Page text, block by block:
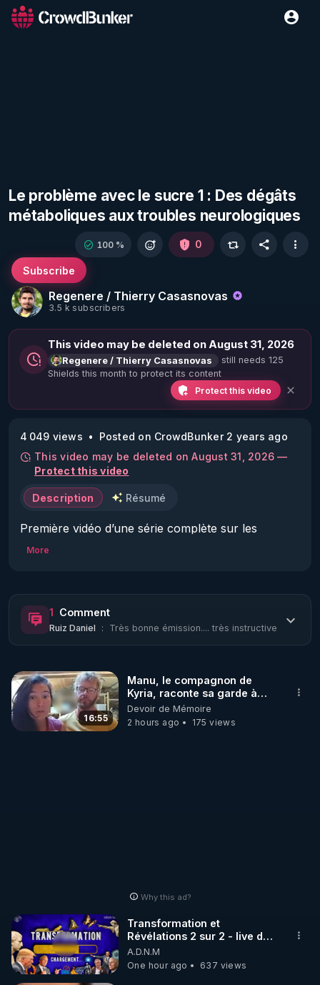
Le problème avec le sucre 1 : Des dégâts
métaboliques aux troubles neurologiques
Regenere / Thierry Casasnovas
3.5 k subscribers
Subscribe
100 % 0
This video may be deleted on August 31, 2026
Regenere / Thierry Casasnovas
still needs 125
Shields this month to protect its content
Protect this video
4 049 views
Posted on CrowdBunker 2 years ago
This video may be deleted on August 31, 2026 —
Protect this video
Description Résumé
Première vidéo d’une série complète sur les
dangers du sucre, de quel sucre parle t on
Vaste projet pour vous permettre de faire un vrai
bond qualitatif dans votre santé et celle de vos
proches. Premier épisode sur les dangers du sucre
More
1 Comment
Ruiz Daniel : Très bonne émission.... très instructive
16:55
Manu, le compagnon de
Kyria, raconte sa garde à
vue musclée. PARTAGEZ!
Devoir de Mémoire
2 hours ago
175 views
Why this ad?
Transformation et
Révélations 2 sur 2 - live du
07/08/26
A.D.N.M
One hour ago
637 views